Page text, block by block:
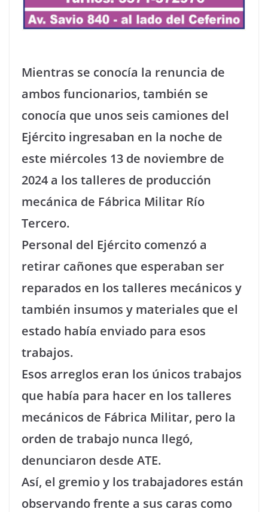
Mientras se conocía la renuncia de
ambos funcionarios, también se
conocía que unos seis camiones del
Ejército ingresaban en la noche de
este miércoles 13 de noviembre de
2024 a los talleres de producción
mecánica de Fábrica Militar Río
Tercero.
Personal del Ejército comenzó a
retirar cañones que esperaban ser
reparados en los talleres mecánicos y
también insumos y materiales que el
estado había enviado para esos
trabajos.
Esos arreglos eran los únicos trabajos
que había para hacer en los talleres
mecánicos de Fábrica Militar, pero la
orden de trabajo nunca llegó,
denunciaron desde ATE.
Así, el gremio y los trabajadores están
observando frente a sus caras como